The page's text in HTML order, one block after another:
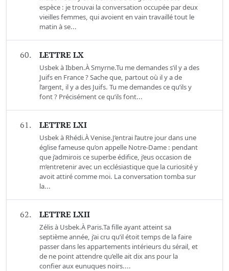
espèce : je trouvai la conversation occupée par deux
vieilles femmes, qui avoient en vain travaillé tout le
matin à se...
60. LETTRE LX
Usbek à Ibben.À Smyrne.Tu me demandes s’il y a des
Juifs en France ? Sache que, partout où il y a de
l’argent, il y a des Juifs. Tu me demandes ce qu’ils y
font ? Précisément ce qu’ils font...
61. LETTRE LXI
Usbek à Rhédi.À Venise.J’entrai l’autre jour dans une
église fameuse qu’on appelle Notre-Dame : pendant
que j’admirois ce superbe édifice, j’eus occasion de
m’entretenir avec un ecclésiastique que la curiosité y
avoit attiré comme moi. La conversation tomba sur
la...
62. LETTRE LXII
Zélis à Usbek.À Paris.Ta fille ayant atteint sa
septième année, j’ai cru qu’il étoit temps de la faire
passer dans les appartements intérieurs du sérail, et
de ne point attendre qu’elle ait dix ans pour la
confier aux eunuques noirs....